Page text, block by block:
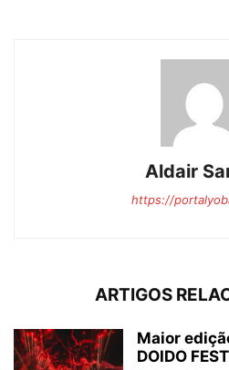
Aldair
https://
ARTIGOS
Maior
DOIDO